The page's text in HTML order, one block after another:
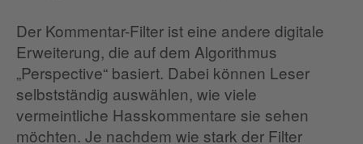
Der Kommentar-Filter ist eine andere digitale
Erweiterung, die auf dem Algorithmus
„Perspective“ basiert. Dabei können Leser
selbstständig auswählen, wie viele
vermeintliche Hasskommentare sie sehen
möchten. Je nachdem wie stark der Filter